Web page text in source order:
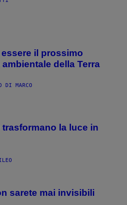
il prossimo
della Terra
DI MARCO
trasformano la luce in
sarete mai invisibili